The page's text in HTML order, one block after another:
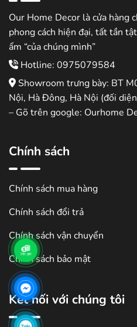
Our Home Decor là cửa hàng
phong cách hiện đại, tất tần
ẩm “của chúng mình”
Hotline: 0975079584
Showroom trưng bày: BT
Nội, Hà Đông, Hà Nội (đối
– Gõ trên google: Ourhome
Chính sách
Chính sách mua hàng
Chính sách đổi trả
Chính sách vận chuyển
Chính sách bảo mật
Kết nối với chúng tôi